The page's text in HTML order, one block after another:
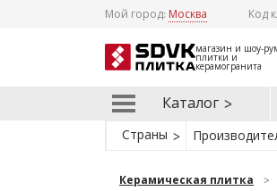
Мой город: Москва Код
магазин и шоу-
плитки и
керамогранита
Каталог
Страны
Керамическая плитка